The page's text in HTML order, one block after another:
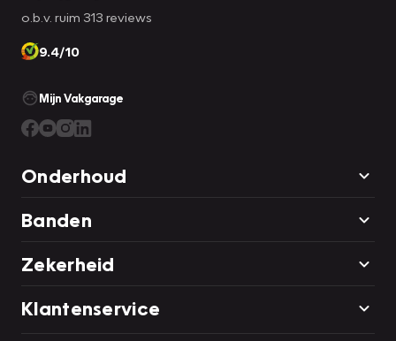
o.b.v. ruim 313 reviews
9.4/10
Mijn Vakgarage
Onderhoud
Banden
Zekerheid
Klantenservice